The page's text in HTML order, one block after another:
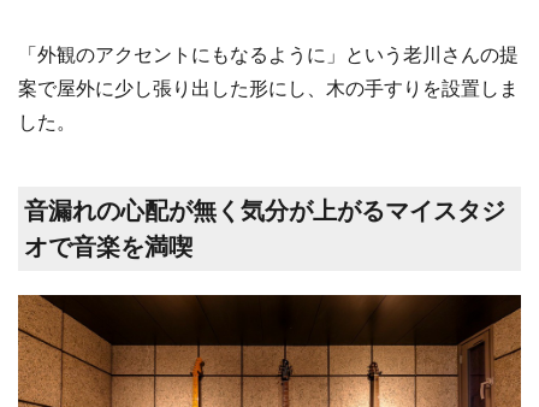
「外観のアクセントにもなるように」という老川さんの提
案で屋外に少し張り出した形にし、木の手すりを設置しま
した。
音漏れの心配が無く気分が上がるマイスタジ
オで音楽を満喫